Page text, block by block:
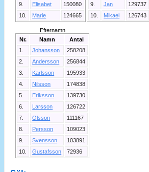
9.
Elisabet
150080
10.
Marie 124665
9.
Jan
129737
10.
Mikael 126743
Efternamn
Nr.
Namn
Antal
1.
Johansson
258208
2.
Andersson
256844
3.
Karlsson
195933
4.
Nilsson
174838
5.
Eriksson
139730
6.
Larsson
126722
7.
Olsson
111167
8.
Persson
109023
9.
Svensson
103891
10.
Gustafsson 72936